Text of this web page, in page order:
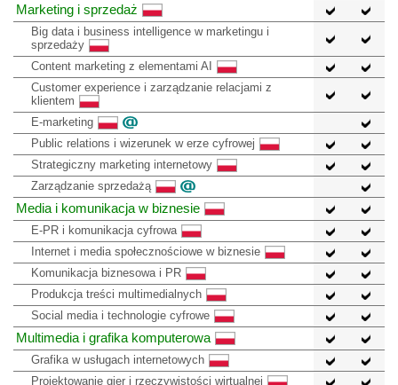
Marketing i sprzedaż
Big data i business intelligence w marketingu i
sprzedaży
Content marketing z elementami AI
Customer experience i zarządzanie relacjami z
klientem
E-marketing
Public relations i wizerunek w erze cyfrowej
Strategiczny marketing internetowy
Zarządzanie sprzedażą
Media i komunikacja w biznesie
E-PR i komunikacja cyfrowa
Internet i media społecznościowe w biznesie
Komunikacja biznesowa i PR
Produkcja treści multimedialnych
Social media i technologie cyfrowe
Multimedia i grafika komputerowa
Grafika w usługach internetowych
Projektowanie gier i rzeczywistości wirtualnej